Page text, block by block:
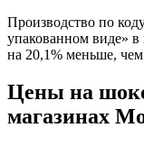
Производство по
упакованном виде» в
на 20,1% меньше,
Цены на
магазинах